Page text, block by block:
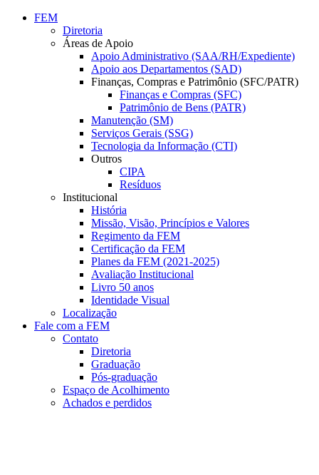
Conteúdo principal
FEM
Diretoria
Áreas de Apoio
Apoio Administrativo (SAA/RH/Expediente)
Apoio aos Departamentos (SAD)
Finanças, Compras e Patrimônio (SFC/PATR)
Finanças e Compras (SFC)
Patrimônio de Bens (PATR)
Manutenção (SM)
Serviços Gerais (SSG)
Tecnologia da Informação (CTI)
Outros
CIPA
Resíduos
Institucional
História
Missão, Visão, Princípios e Valores
Regimento da FEM
Certificação da FEM
Planes da FEM (2021-2025)
Avaliação Institucional
Livro 50 anos
Identidade Visual
Localização
Fale com a FEM
Contato
Diretoria
Graduação
Pós-graduação
Espaço de Acolhimento
Achados e perdidos